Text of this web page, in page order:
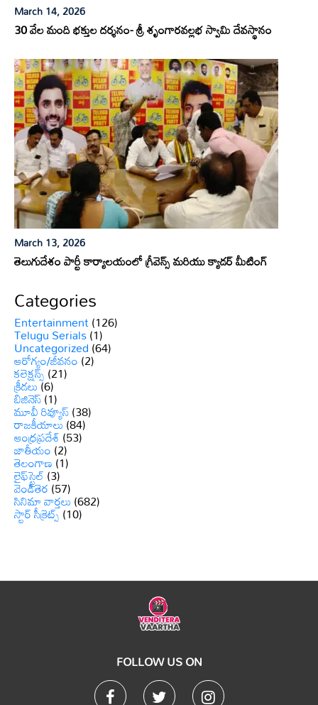
March 14, 2026
30 వేల మంది భక్తుల దర్శనం- శ్రీ శృంగారవల్లభ స్వామి దేవస్థానం
March 13, 2026
తెలుగుదేశం పార్టీ కార్యాలయంలో గ్రీవెన్స్ మరియు క్యాడర్ మీటింగ్
Categories
Entertainment(126)
Telugu Serials(1)
Uncategorized(64)
ఆరోగ్యం/జీవనం(2)
కలెక్షన్స్(21)
క్రీడలు(6)
బిజినెస్(1)
మూవీ రివ్యూస్(38)
రాజకీయాలు(84)
ఆంధ్రప్రదేశ్(53)
జాతీయం(2)
తెలంగాణ(1)
లైఫ్‌స్టైల్(3)
వెండితెర(57)
సినిమా వార్తలు(682)
స్టార్ సీక్రెట్స్(10)
FOLLOW US ON